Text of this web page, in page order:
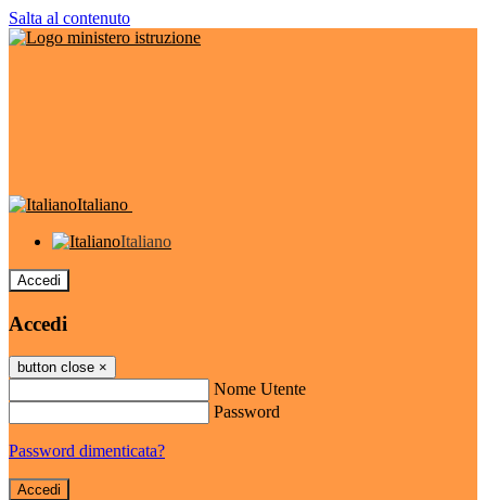
Salta al contenuto
Italiano
Italiano
Accedi
Accedi
button close ×
Nome Utente
Password
Password dimenticata?